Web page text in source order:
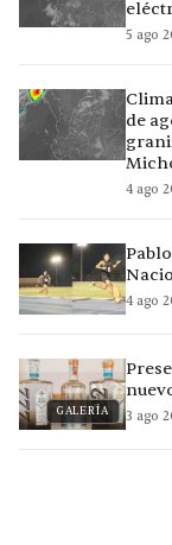
5 ago
de
4 ago
4 ago
GALERÍA 3 ago